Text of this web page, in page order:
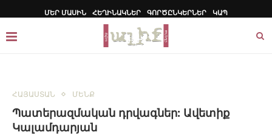
ՄԵՐ ՄԱՍԻՆ ՀԵՂԻՆԱԿՆԵՐ ԳՈՐԾԸՆԿԵՐՆԵՐ ԿԱՊ
ՀԱՅԱՍՏԱՆ ՄԵՆՔ
Պատերազմական դրվագներ: Ավետիք
Կալամդարյան